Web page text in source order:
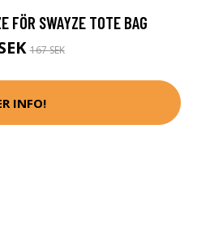
FÖR SWAYZE TOTE BAG
167 SEK
INFO!